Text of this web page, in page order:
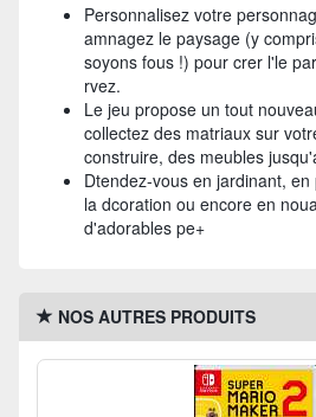
Personnalisez votre
amnagez le paysage (y
soyons fous !) pour crer l'le
rvez.
Le jeu propose un tout
collectez des matriaux sur
construire, des meubles
Dtendez-vous en jardinant,
la dcoration ou encore en
d'adorables pe+
NOS AUTRES PRODUITS